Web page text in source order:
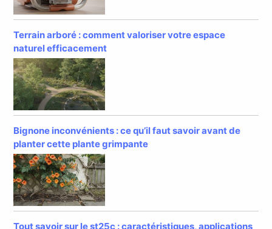
Terrain arboré : comment valoriser votre espace
naturel efficacement
Bignone inconvénients : ce qu’il faut savoir avant de
planter cette plante grimpante
Tout savoir sur le st25c : caractéristiques, applications